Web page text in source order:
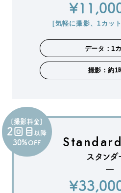
[気軽に撮影、1カッ
データ：1
撮影：約1
[撮影料金]
2回目 以降
30% OFF
スタンダ